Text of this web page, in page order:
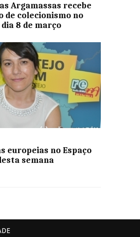
Argamassas recebe
de colecionismo no
8 de março
europeias no Espaço
semana